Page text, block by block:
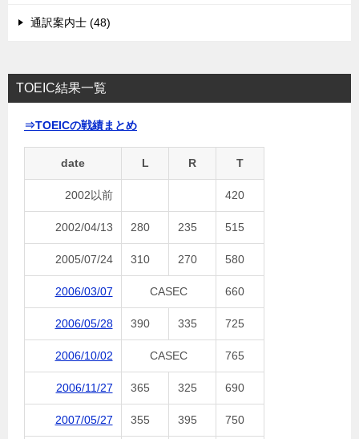
通訳案内士 (48)
TOEIC結果一覧
⇒TOEICの戦績まとめ
date L R T
2002以前 420
2002/04/13 280 235 515
2005/07/24 310 270 580
2006/03/07 CASEC 660
2006/05/28 390 335 725
2006/10/02 CASEC 765
2006/11/27 365 325 690
2007/05/27 355 395 750